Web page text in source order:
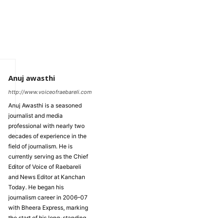
Anuj awasthi
http://www.voiceofraebareli.com
Anuj Awasthi is a seasoned
journalist and media
professional with nearly two
decades of experience in the
field of journalism. He is
currently serving as the Chief
Editor of Voice of Raebareli
and News Editor at Kanchan
Today. He began his
journalism career in 2006–07
with Bheera Express, marking